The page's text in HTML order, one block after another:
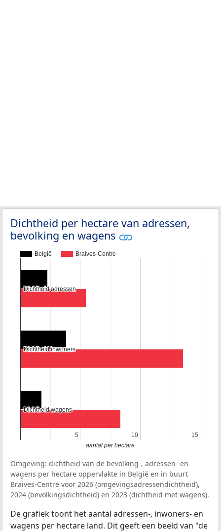
Dichtheid per hectare van adressen,
bevolking en wagens
België Braives-Centre
5
5 10
10 15
15
Dichtheid adressen
Dichtheid adressen
Dichtheid inwoners
Dichtheid inwoners
Dichtheid wagens
Dichtheid wagens
aantal per hectare
Omgeving: dichtheid van de bevolking-, adressen- en
wagens per hectare oppervlakte in België en in buurt
Braives-Centre voor 2026 (omgevingsadressendichtheid),
2024 (bevolkingsdichtheid) en 2023 (dichtheid met wagens).
De grafiek toont het aantal adressen-, inwoners- en
wagens per hectare land. Dit geeft een beeld van "de